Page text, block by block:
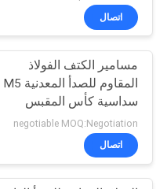
اتصال
مسامير الكتف الفولاذ
المقاوم للصدأ المعدنية M5
سداسية كأس المقبس
رئيس الكتف بولت
negotiable MOQ:Negotiation
اتصال